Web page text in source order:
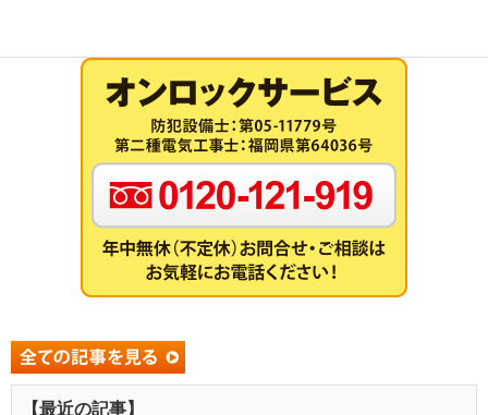
【最近の記事】